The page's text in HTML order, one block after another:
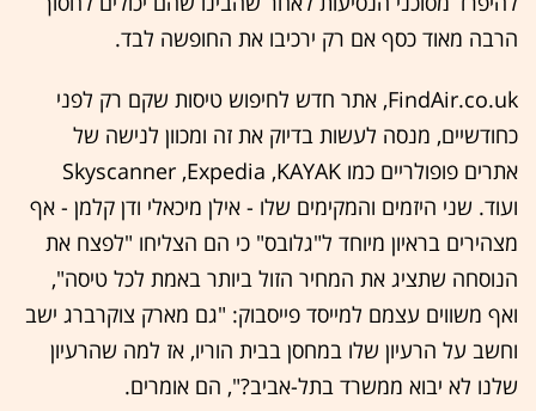
הרבה מאוד כסף אם רק ירכיבו את החופשה לבד.
FindAir.co.uk, אתר חדש לחיפוש טיסות שקם רק לפני
כחודשיים, מנסה לעשות בדיוק את זה ומכוון לנישה של
אתרים פופולריים כמו Skyscanner ,Expedia ,KAYAK
ועוד. שני היזמים והמקימים שלו - אילן מיכאלי ודן קלמן - אף
מצהירים בראיון מיוחד ל"גלובס" כי הם הצליחו "לפצח את
הנוסחה שתציג את המחיר הזול ביותר באמת לכל טיסה",
ואף משווים עצמם למייסד פייסבוק: "גם מארק צוקרברג ישב
וחשב על הרעיון שלו במחסן בבית הוריו, אז למה שהרעיון
שלנו לא יבוא ממשרד בתל-אביב?", הם אומרים.